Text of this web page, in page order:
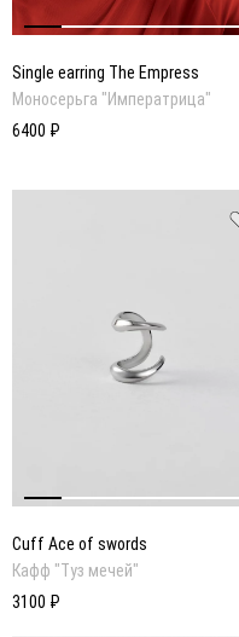
Single earring The Empress
Моносерьга "Императрица"
6400 ₽
Cuff Ace of swords
Кафф "Туз мечей"
3100 ₽